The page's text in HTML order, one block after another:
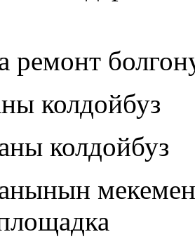
ремонт
колдойбуз
колдойбуз